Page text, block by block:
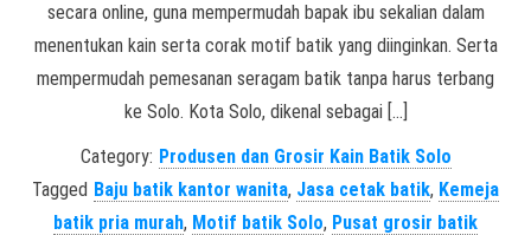
secara online, guna mempermudah bapak ibu sekalian dalam
menentukan kain serta corak motif batik yang diinginkan. Serta
mempermudah pemesanan seragam batik tanpa harus terbang
ke Solo. Kota Solo, dikenal sebagai […]
Category: Produsen dan Grosir Kain Batik Solo
Tagged Baju batik kantor wanita, Jasa cetak batik, Kemeja
batik pria murah, Motif batik Solo, Pusat grosir batik